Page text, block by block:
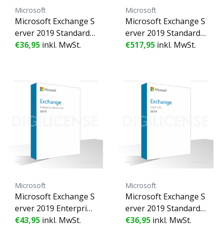
Microsoft
Microsoft Exchange S
erver 2019 Standard
Device CAL - 1 Gerät -
aucht)
€36,95 inkl. MwSt.
Microsoft
Microsoft Exchange S
erver 2019 Standard -
1 Gerät - Unbefristet
€517,95 inkl. MwSt.
Microsoft
Microsoft Exchange S
erver 2019 Enterprise
Device CAL - 1 Gerät -
€43,95 inkl. MwSt.
Microsoft
Microsoft Exchange S
erver 2019 Standard
User CAL - 1 Benutze
€36,95 inkl. MwSt.